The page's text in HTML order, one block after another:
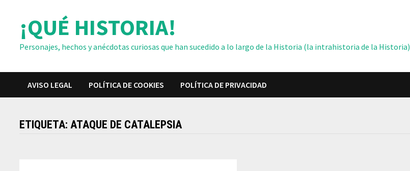
contenido¡QUÉ HISTORIA!
Personajes, hechos y anécdotas curiosas que han sucedido a lo largo de la Historia (la intrahistoria de la Historia)
AVISO LEGAL POLÍTICA DE COOKIES POLÍTICA DE PRIVACIDAD
ETIQUETA:ATAQUE DE CATALEPSIA